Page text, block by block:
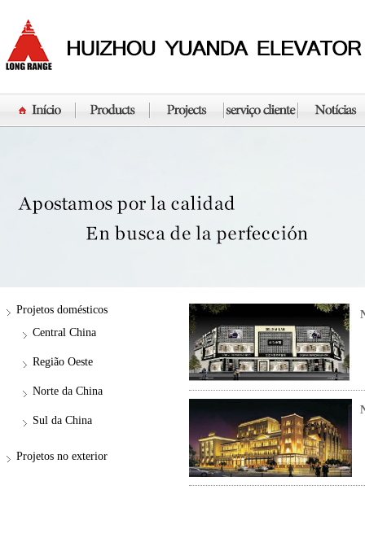
Projetos domésticos
Central China
Região Oeste
Norte da China
Sul da China
Projetos no exterior